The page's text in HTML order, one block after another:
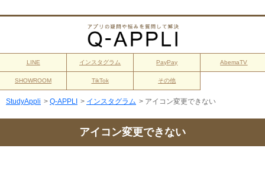
LINE インスタグラム PayPay AbemaTV
SHOWROOM TikTok その他
StudyAppli > Q-APPLI > インスタグラム > アイコン変更できない
アイコン変更できない